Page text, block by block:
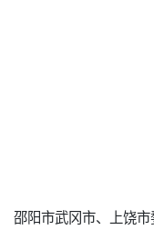
邵阳市武冈市、上饶